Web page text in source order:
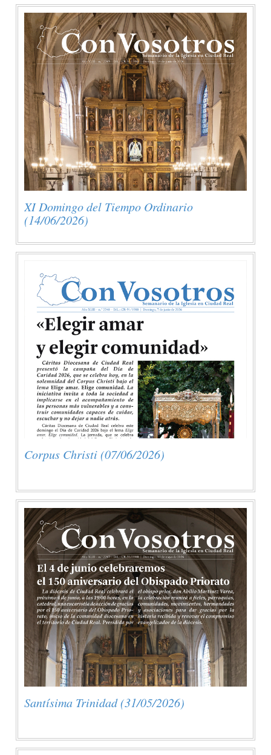
XI Domingo del Tiempo Ordinario
(14/06/2026)
Corpus Christi (07/06/2026)
Santísima Trinidad (31/05/2026)